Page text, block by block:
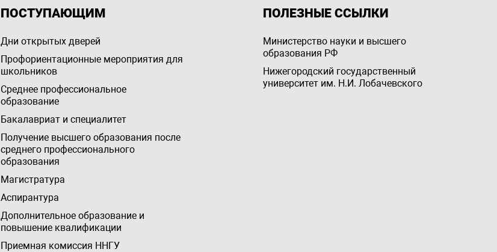
ПОСТУПАЮЩИМ
Дни открытых дверей
Профориентационные мероприятия для
школьников
Среднее профессиональное
образование
Бакалавриат и специалитет
Получение высшего образования после
среднего профессионального
образования
Магистратура
Аспирантура
Дополнительное образование и
повышение квалификации
Приемная комиссия ННГУ
ПОЛЕЗНЫЕ ССЫЛКИ
Министерство науки и высшего
образования РФ
Нижегородский государственный
университет им. Н.И. Лобачевского